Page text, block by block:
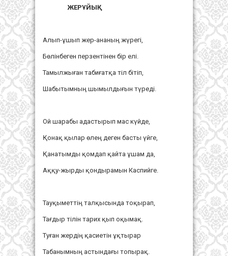
ЖЕРҰЙЫҚ
Алып-ұшып жер-ананың жүрегі,
Бөлінбеген перзентінен бір елі.
Тамылжыған табиғатқа тіл бітіп,
Шабытымның шымылдығын түреді.
Ой шарабы адастырып мас күйде,
Қонақ қылар өлең деген басты үйге,
Қанатымды қомдап қайта ұшам да,
Аққу-жырды қондырамын Каспийге.
Тауқыметтің талқысында тоқырап,
Тағдыр тілін тарих қып оқымақ.
Туған жердің қасиетін ұқтырар
Табанымның астындағы топырақ.